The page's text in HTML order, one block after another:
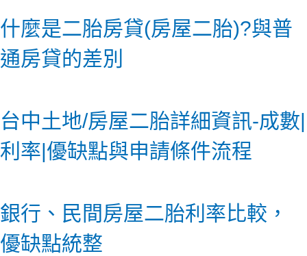
什麼是二胎房貸(房屋二胎)?與普
通房貸的差別
台中土地/房屋二胎詳細資訊-成數|
利率|優缺點與申請條件流程
銀行、民間房屋二胎利率比較，
優缺點統整